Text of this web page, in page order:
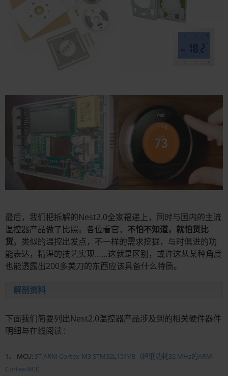
最后，我们把拆解的Nest2.0全家福递上，同时与国内的主流
温控器产品做了比照。各位看官， 不怕不知道，就怕货比
货。类似的温控出发点，不一样的需求挖掘，与时俱进的功
能表达，精湛的技艺实现……这就是区别，或许这从某种角度
也能透露出200多美刀的东西应该具备什么特质。
解剖资料
下面我们简要列出Nest2.0温控器产品涉及到的相关硬件器件
明细与在线阅读：
1、 MCU: ST ARM Cortex-M3 STM32L151VB（超低功耗32 MHz的ARM
Cortex-M3）